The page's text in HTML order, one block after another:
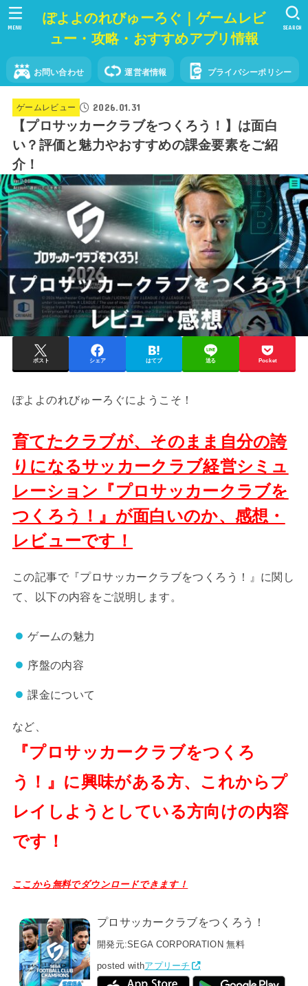
ぽよよのれびゅーろぐ｜ゲームレビ
ュー・攻略・おすすめアプリ情報
お問い合わせ 運営者情報 プライバシーポリシー
SEARCH
MENU
ゲームレビュー 2026.01.31
【プロサッカークラブをつくろう！】は面白
い？評価と魅力やおすすめの課金要素をご紹
介！
ポスト シェア はてブ 送る Pocket
ぽよよのれびゅーろぐにようこそ！
育てたクラブが、そのまま自分の誇
りになるサッカークラブ経営シミュ
レーション『プロサッカークラブを
つくろう！』が面白いのか、感想・
レビューです！
この記事で『プロサッカークラブをつくろう！』に関し
て、以下の内容をご説明します。
ゲームの魅力
序盤の内容
課金について
など、
『プロサッカークラブをつくろ
う！』に興味がある方、これからプ
レイしようとしている方向けの内容
です！
ここから無料でダウンロードできます！
プロサッカークラブをつくろう！
開発元:SEGA CORPORATION 無料
posted withアプリーチ